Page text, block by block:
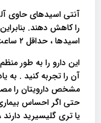
آنتی اسیدهای حاوی
را کاهش دهند.
اسیدها ، حداقل ۲ ساعت بعد از آنها این دارو را مصرف کنید.
این دارو را به طور
آن را تجربه کنید . به
مشخص دارویتان را
حتی اگر احساس
یا تری گلیسیرید